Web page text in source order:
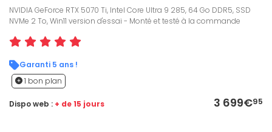
NVIDIA GeForce RTX 5070 Ti, Intel Core Ultra 9 285, 64 Go DDR5, SSD
NVMe 2 To, Win11 version d'essai - Monté et testé à la commande
Garanti 5 ans !
1 bon plan
3 699€95
Dispo web : + de 15 jours